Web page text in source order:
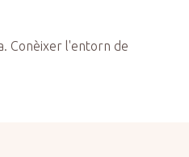
Conèixer l'entorn de